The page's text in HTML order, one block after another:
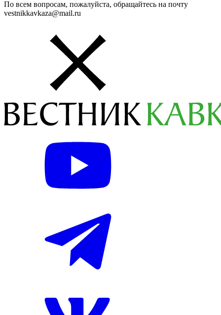
По всем вопросам, пожалуйста, обращайтесь на почту
vestnikkavkaza@mail.ru